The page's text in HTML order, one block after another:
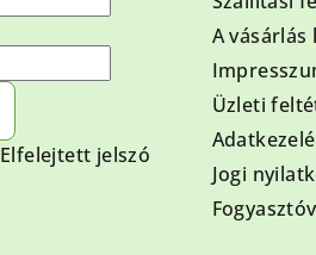
Elfelejtett jelszó
A vásárlás
Üzleti
Jogi